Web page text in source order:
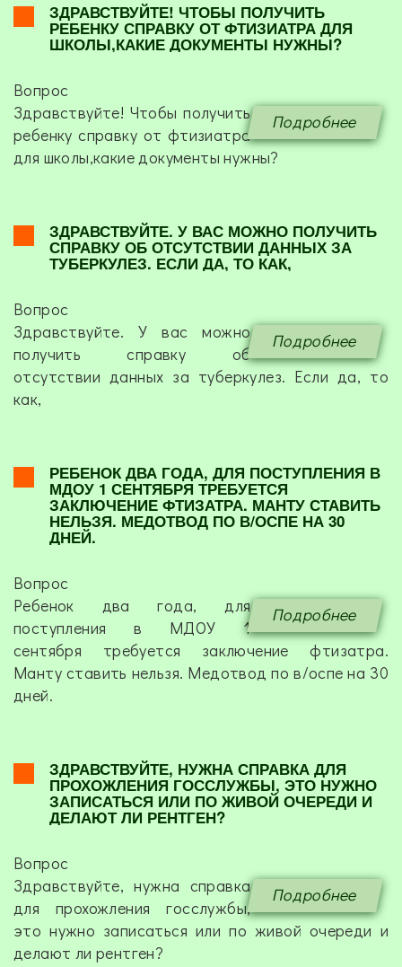
ЗДРАВСТВУЙТЕ! ЧТОБЫ ПОЛУЧИТЬ
РЕБЕНКУ СПРАВКУ ОТ ФТИЗИАТРА ДЛЯ
ШКОЛЫ,КАКИЕ ДОКУМЕНТЫ НУЖНЫ?
Подробнее
Вопрос
Здравствуйте! Чтобы получить
ребенку справку от фтизиатра
для школы,какие документы нужны?
ЗДРАВСТВУЙТЕ. У ВАС МОЖНО ПОЛУЧИТЬ
СПРАВКУ ОБ ОТСУТСТВИИ ДАННЫХ ЗА
ТУБЕРКУЛЕЗ. ЕСЛИ ДА, ТО КАК,
Подробнее
Вопрос
Здравствуйте. У вас можно
получить справку об
отсутствии данных за туберкулез. Если да, то
как,
РЕБЕНОК ДВА ГОДА, ДЛЯ ПОСТУПЛЕНИЯ В
МДОУ 1 СЕНТЯБРЯ ТРЕБУЕТСЯ
ЗАКЛЮЧЕНИЕ ФТИЗАТРА. МАНТУ СТАВИТЬ
НЕЛЬЗЯ. МЕДОТВОД ПО В/ОСПЕ НА 30
ДНЕЙ.
Подробнее
Вопрос
Ребенок два года, для
поступления в МДОУ 1
сентября требуется заключение фтизатра.
Манту ставить нельзя. Медотвод по в/оспе на 30
дней.
ЗДРАВСТВУЙТЕ, НУЖНА СПРАВКА ДЛЯ
ПРОХОЖЛЕНИЯ ГОССЛУЖБЫ, ЭТО НУЖНО
ЗАПИСАТЬСЯ ИЛИ ПО ЖИВОЙ ОЧЕРЕДИ И
ДЕЛАЮТ ЛИ РЕНТГЕН?
Подробнее
Вопрос
Здравствуйте, нужна справка
для прохожления госслужбы,
это нужно записаться или по живой очереди и
делают ли рентген?